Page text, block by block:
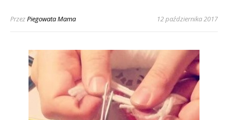
PrzezPiegowata Mama 12 października 2017